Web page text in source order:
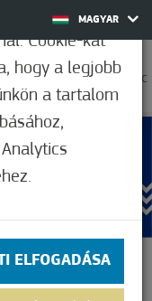
MAGYAR
27,2°C
Cookie-kat
hogy a legjobb
a tartalom
ELFOGADÁSA